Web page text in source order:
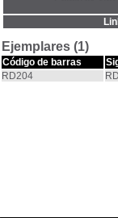
Ejemplares (1)
Código de barras
RD204
RD